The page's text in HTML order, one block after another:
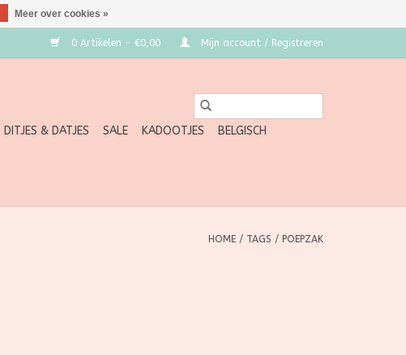
0 Artikelen - €0,00 Mijn account / Registreren
DITJES & DATJES SALE KADOOTJES
BELGISCH
HOME / TAGS / POEPZAK
Meer over cookies »